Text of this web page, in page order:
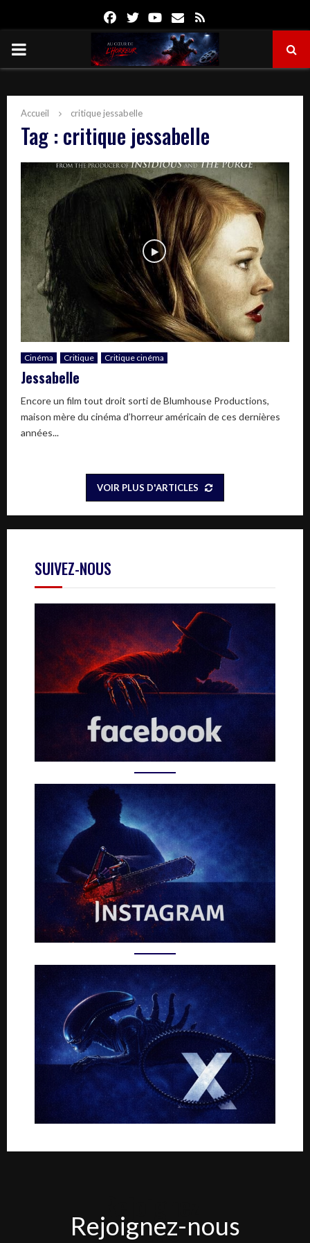
FacebookTwitterYoutube
Email
PRIMARY
Accueil critique jessabelle
Tag : critique jessabelle
Cinéma Critique Critique cinéma
Jessabelle
Encore un film tout droit sorti de Blumhouse Productions,
maison mère du cinéma d’horreur américain de ces dernières
années...
VOIR PLUS D'ARTICLES
SUIVEZ-NOUS
nous
Rejoignez-nous